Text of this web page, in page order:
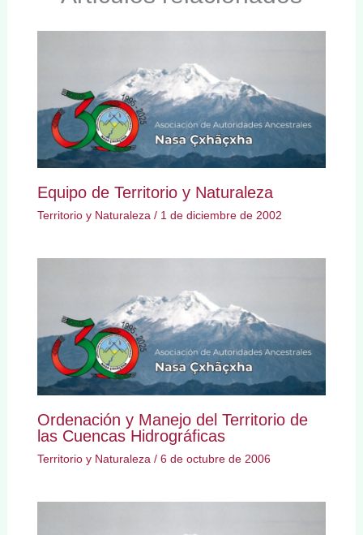
Equipo de Territorio y Naturaleza
Territorio y Naturaleza / 1 de diciembre de 2002
Ordenación y Manejo del Territorio de
las Cuencas Hidrográficas
Territorio y Naturaleza/ 6 de octubre de 2006